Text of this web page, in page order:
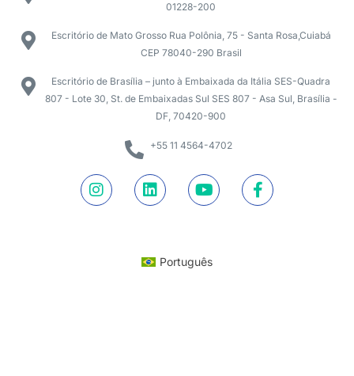
01228-200
Escritório de Mato Grosso Rua Polônia, 75 - Santa Rosa,Cuiabá
CEP 78040-290 Brasil
Escritório de Brasília – junto à Embaixada da Itália SES-Quadra
807 - Lote 30, St. de Embaixadas Sul SES 807 - Asa Sul, Brasília -
DF, 70420-900
+55 11 4564-4702
Português